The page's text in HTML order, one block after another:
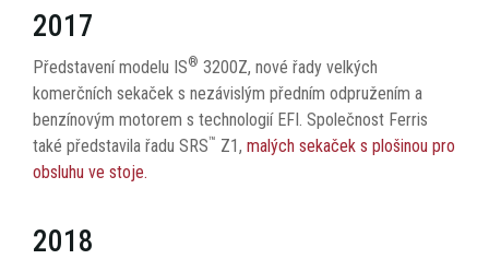
2017
Představení modelu IS® 3200Z, nové řady velkých
komerčních sekaček s nezávislým předním odpružením a
benzínovým motorem s technologií EFI. Společnost Ferris
také představila řadu SRS™ Z1, malých sekaček s plošinou pro
obsluhu ve stoje.
2018